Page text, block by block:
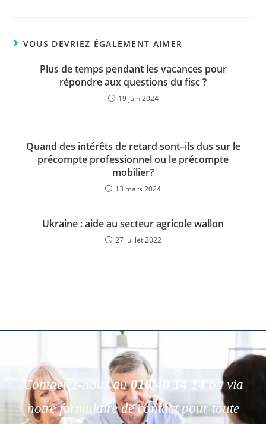
VOUS DEVRIEZ ÉGALEMENT AIMER
Plus de temps pendant les vacances pour
répondre aux questions du fisc ?
19 juin 2024
Quand des intérêts de retard sont–ils dus sur le
précompte professionnel ou le précompte
mobilier?
13 mars 2024
Ukraine : aide au secteur agricole wallon
27 juillet 2022
Contactez-nous au010 40 14 14
ou via
notre formulaire de contact pour toute